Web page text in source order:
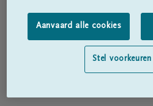
Aanvaard alle cookies
Stel